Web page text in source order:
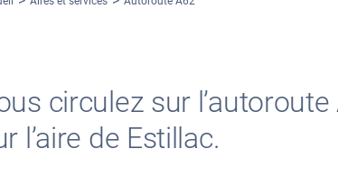
circulez sur
l’aire de Estillac.